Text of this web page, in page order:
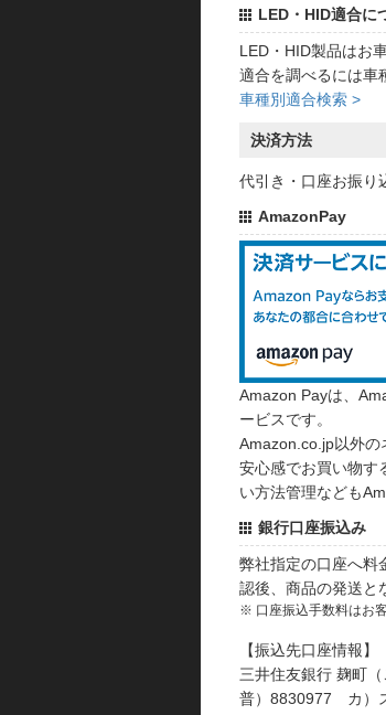
LED・HID適合に
LED・HID製品はお
適合を調べるには車
車種別適合検索 >
決済方法
代引き・口座お振り
AmazonPay
Amazon Payは、
ービスです。
Amazon.co.jp以外の
安心感でお買い物す
い方法管理なども
銀行口座振込み
弊社指定の口座へ料
認後、商品の発送と
※ 口座振込手数料はお
【振込先口座情報】
三井住友銀行 麹町
普）8830977 カ）